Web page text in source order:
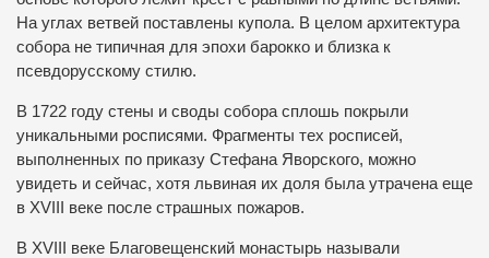
На углах ветвей поставлены купола. В целом архитектура
собора не типичная для эпохи барокко и близка к
псевдорусскому стилю.
В 1722 году стены и своды собора сплошь покрыли
уникальными росписями. Фрагменты тех росписей,
выполненных по приказу Стефана Яворского, можно
увидеть и сейчас, хотя львиная их доля была утрачена еще
в XVIII веке после страшных пожаров.
В XVIII веке Благовещенский монастырь называли